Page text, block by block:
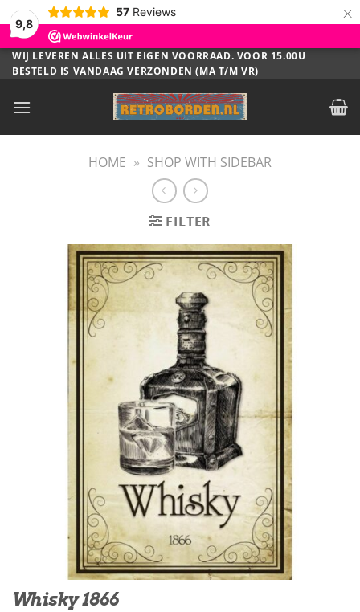
9,8
57 Reviews ×
Ga
naar
WIJ LEVEREN ALLES UIT EIGEN VOORRAAD. VOOR 15.00U
BESTELD IS VANDAAG VERZONDEN (MA T/M VR)
HOME » SHOP WITH SIDEBAR
FILTER
Whisky 1866